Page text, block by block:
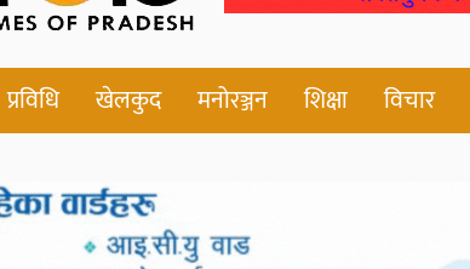
प्रविधि खेलकुद मनोरञ्जन शिक्षा विचार